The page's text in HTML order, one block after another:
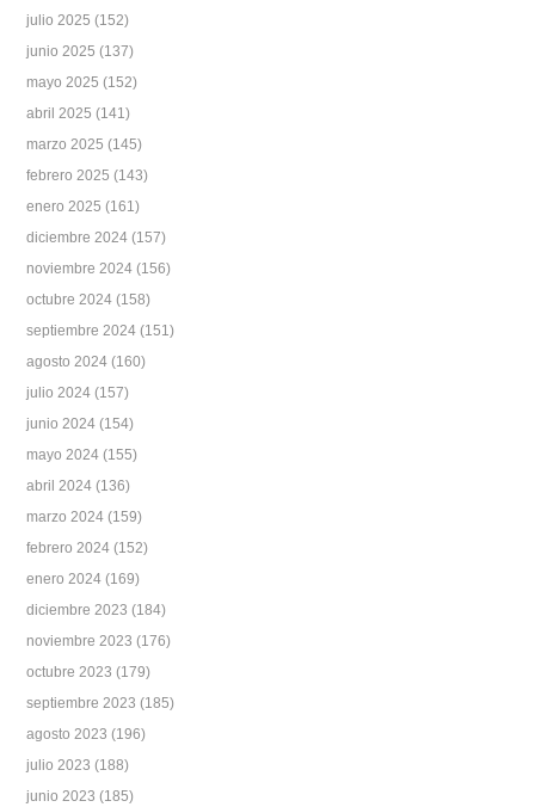
julio 2025 (152)
junio 2025 (137)
mayo 2025 (152)
abril 2025 (141)
marzo 2025 (145)
febrero 2025 (143)
enero 2025 (161)
diciembre 2024 (157)
noviembre 2024 (156)
octubre 2024 (158)
septiembre 2024 (151)
agosto 2024 (160)
julio 2024 (157)
junio 2024 (154)
mayo 2024 (155)
abril 2024 (136)
marzo 2024 (159)
febrero 2024 (152)
enero 2024 (169)
diciembre 2023 (184)
noviembre 2023 (176)
octubre 2023 (179)
septiembre 2023 (185)
agosto 2023 (196)
julio 2023 (188)
junio 2023 (185)